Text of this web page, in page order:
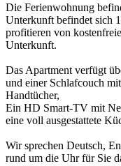
Die Ferienwohnung
Unterkunft befindet sich
profitieren von
Unterkunft.
Das Apartment verfügt
und einer Schlafcouch
Handtücher,
Ein HD Smart-TV mit
eine voll ausgestattete
Wir sprechen Deutsch,
rund um die Uhr für Sie